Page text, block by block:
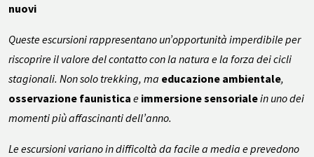
nuovi
Queste escursioni rappresentano un’opportunità imperdibile per
riscoprire il valore del contatto con la natura e la forza dei cicli
stagionali. Non solo trekking, ma educazione ambientale,
osservazione faunistica e immersione sensorialein uno dei
momenti più affascinanti dell’anno.
Le escursioni variano in difficoltà da facile a media e prevedono